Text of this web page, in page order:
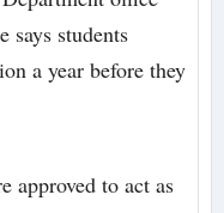
says students
a year before they
approved to act as